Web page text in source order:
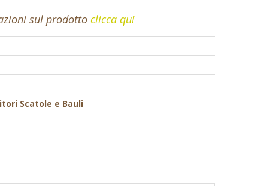
sul prodottoclicca qui
Scatole e Bauli